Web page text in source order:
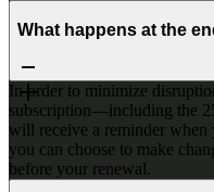
What happens at the
In order to minimize
subscription—including the
will receive a reminder when
you can choose to make
before your renewal.